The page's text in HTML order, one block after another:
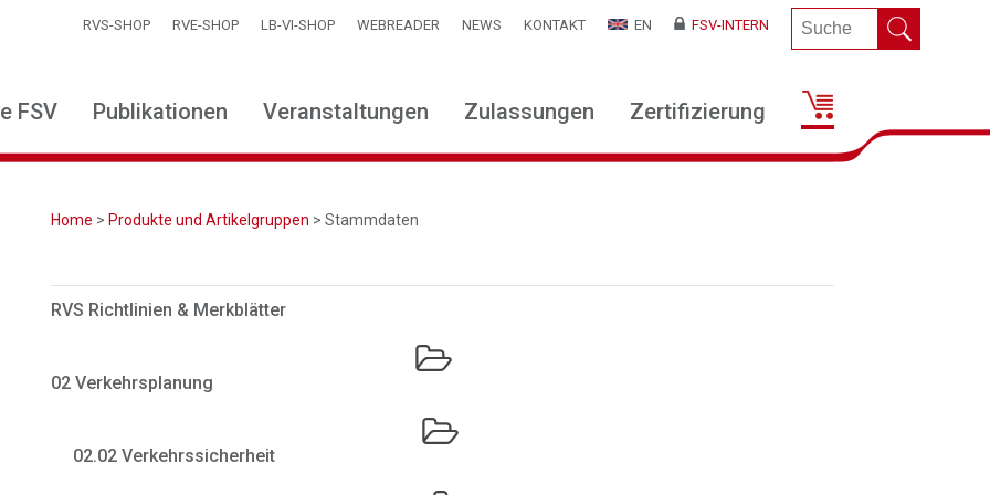
RVS-SHOP RVE-SHOP LB-VI-SHOP WEBREADER NEWS KONTAKT EN FSV-INTERN
FSV Publikationen Veranstaltungen Zulassungen Zertifizierung
Home > Produkte und Artikelgruppen > Stammdaten
RVS Richtlinien & Merkblätter
02 Verkehrsplanung
02.02 Verkehrssicherheit